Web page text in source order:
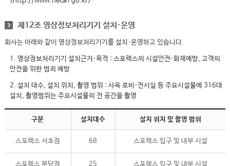
제12조 영상정보처리기기 설치·운영
회사는 아래와 같이 영상정보처리기기를 설치·운영하고 있습니다.
1. 영상정보처리기기 설치근거·목적 : 스포렉스의 시설안전·화재예방, 고객의
안전을 위한 범죄 예방
2. 설치 대수, 설치 위치, 촬영 범위 : 사옥 로비·전시실 등 주요시설물에 316대
설치, 촬영범위는 주요시설물의 전 공간을 촬영
구분 설치대수 설치 위치 및 촬영 범위
스포렉스 서초점 68 스포렉스 입구 및 내부 시설
스포렉스 분당점 25 스포렉스 입구 및 내부 시설